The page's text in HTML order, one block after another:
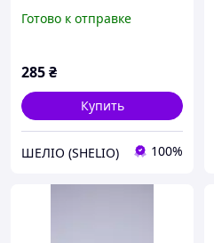
Готово к отправке
285₴
Купить
ШЕЛІО (SHELIO) 100%